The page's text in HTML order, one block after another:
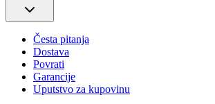
Česta pitanja
Dostava
Povrati
Garancije
Uputstvo za kupovinu